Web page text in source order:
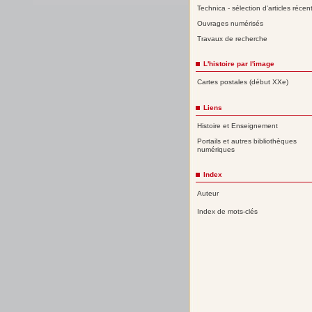
Technica - sélection d'articles
Ouvrages numérisés
Travaux de recherche
L'histoire par l'image
Cartes postales (début XXe)
Liens
Histoire et Enseignement
Portails et autres bibliothèques
numériques
Index
Auteur
Index de mots-clés